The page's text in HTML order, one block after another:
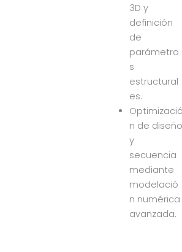
3D y
definición
de
parámetro
s
estructural
es.
Optimizació
n de diseño
y
secuencia
mediante
modelació
n numérica
avanzada.